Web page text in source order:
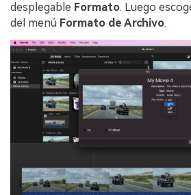
desplegable Formato. Luego
del menú Formato de Archivo.